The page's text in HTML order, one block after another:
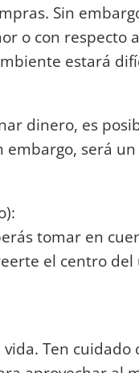
Sin
o con respecto
estará
dinero, es
embargo, será
tomar en
el centro
Ten cuidado